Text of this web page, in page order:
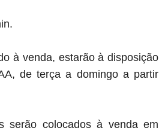
à venda, estarão à disposição
de terça a domingo a partir
serão colocados à venda em